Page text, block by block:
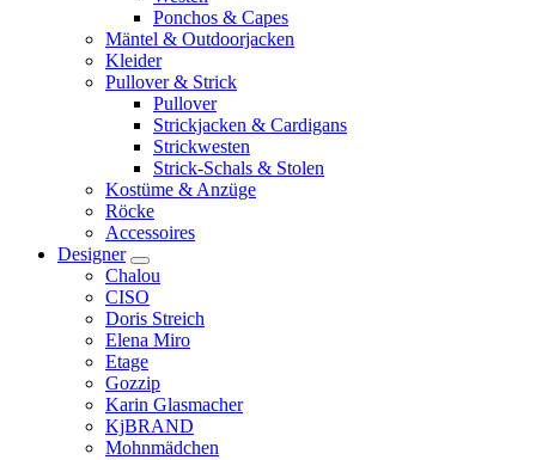
Ponchos & Capes
Mäntel & Outdoorjacken
Kleider
Pullover & Strick
Pullover
Strickjacken & Cardigans
Strickwesten
Strick-Schals & Stolen
Kostüme & Anzüge
Röcke
Accessoires
Designer
Chalou
CISO
Doris Streich
Elena Miro
Etage
Gozzip
Karin Glasmacher
KjBRAND
Mohnmädchen